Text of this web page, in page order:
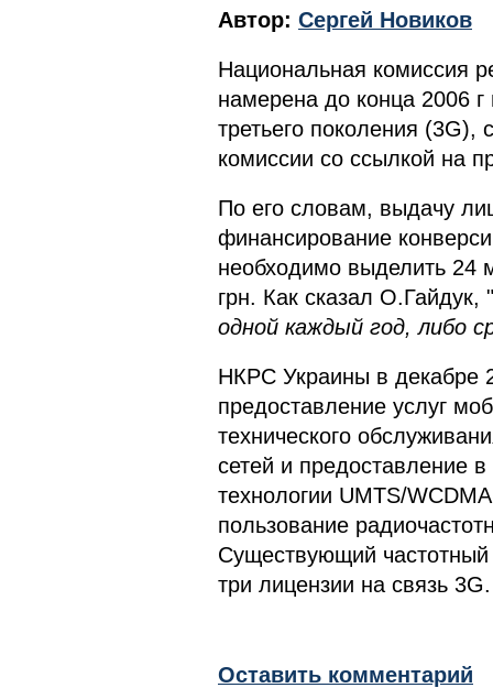
Автор: Сергей Новиков
Национальная комиссия
намерена до конца 2006
третьего поколения
комиссии со ссылкой на
По его словам, выдачу
финансирование
необходимо выделить 24
грн. Как сказал О.Гайдук, "
одной каждый год, либо
НКРС Украины в декабре
предоставление услуг
технического
сетей и предоставление
технологии UMTS/
пользование
Существующий
три лицензии на связь 3G.
Оставить комментарий